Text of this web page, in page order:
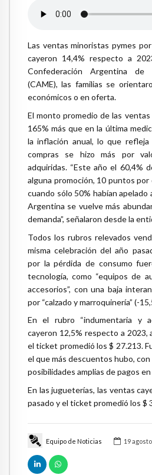
Equipo de Noticias 19
Las ventas minoristas pymes
cayeron 14,4% respecto a
Confederación Argentina de
(CAME), las familias se
económicos o en oferta.
El monto promedio de las
165% más que en la última
la inflación anual, lo que
compras se hizo más por
adquiridas. “Este año el 60,4%
alguna promoción, 10 puntos por
cuando sólo 50% habían apelado
Argentina se vuelve más
demanda”, señalaron desde la
Todos los rubros relevados
misma celebración del año
por la pérdida de consumo
tecnología, como “equipos de
accesorios”, con una baja
por “calzado y marroquinería” (-
En el rubro “indumentaria y
cayeron 12,5% respecto a 2023,
el ticket promedió los $ 27.213.
el que más descuentos hubo,
posibilidades amplias de pagos
En las jugueterías, las ventas
pasado y el ticket promedió los $